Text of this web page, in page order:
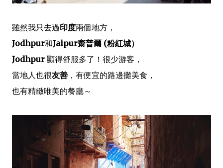
雖然我只去過印度兩個地方，
Jodhpur和Jaipur齋普爾 (粉紅城）
Jodhpur 顯得舒服多了！很少游客，
當地人也很友善 ​​，有便宜的路邊攤美食，
也有精緻唯美的餐廳～